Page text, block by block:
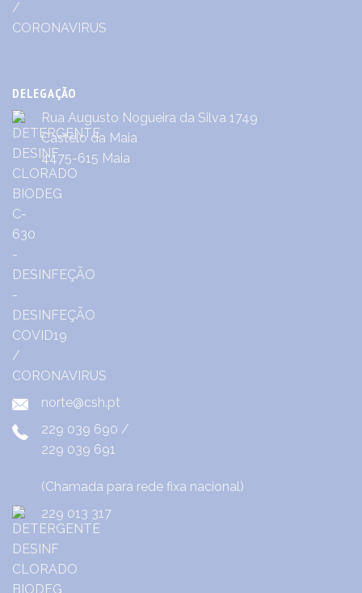
DELEGAÇÃO
Rua Augusto Nogueira da Silva 1749
Castêlo da Maia
4475-615 Maia
norte@csh.pt
229 039 690 /
229 039 691
(Chamada para rede fixa nacional)
229 013 317